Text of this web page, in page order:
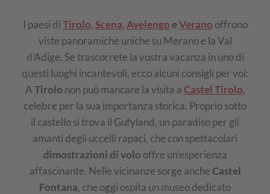
I paesi diTirolo,Scena, Avelengo eVerano offrono
viste panoramiche uniche su Merano e la Val
d’Adige. Se trascorrete la vostra vacanza in uno di
questi luoghi incantevoli, ecco alcuni consigli per voi:
ATirolo non può mancare la visita aCastel Tirolo,
celebre per la sua importanza storica. Proprio sotto
il castello si trova il Gufyland, un paradiso per gli
amanti degli uccelli rapaci, che con spettacolari
dimostrazioni di volo offre un’esperienza
affascinante. Nelle vicinanze sorge anche Castel
Fontana, che oggi ospita un museo dedicato